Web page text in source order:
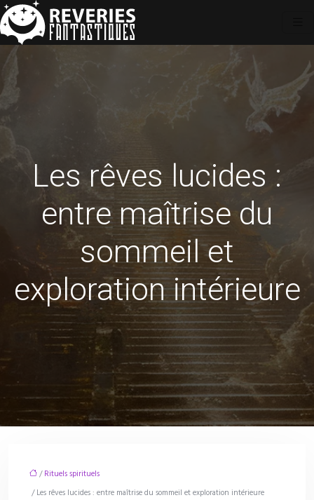
Les rêves lucides :
entre maîtrise du
sommeil et
exploration intérieure
/Rituels spirituels
/ Les rêves lucides : entre maîtrise du sommeil et exploration intérieure